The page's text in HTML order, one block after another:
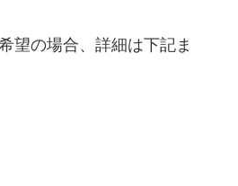
望の場合、詳細は下記ま